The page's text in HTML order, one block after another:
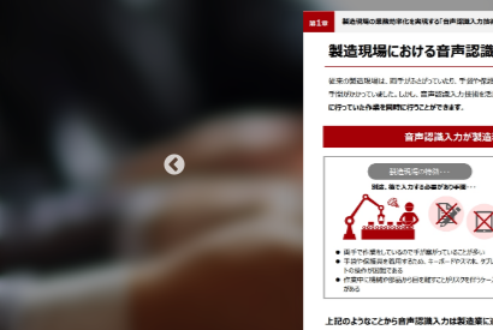
調達・発
受注・出
その他
リードタ
品質向上
コスト低
トレーサ
金型管理
ペーパー
トラック
RFID
コスト低
リードタ
品質向上